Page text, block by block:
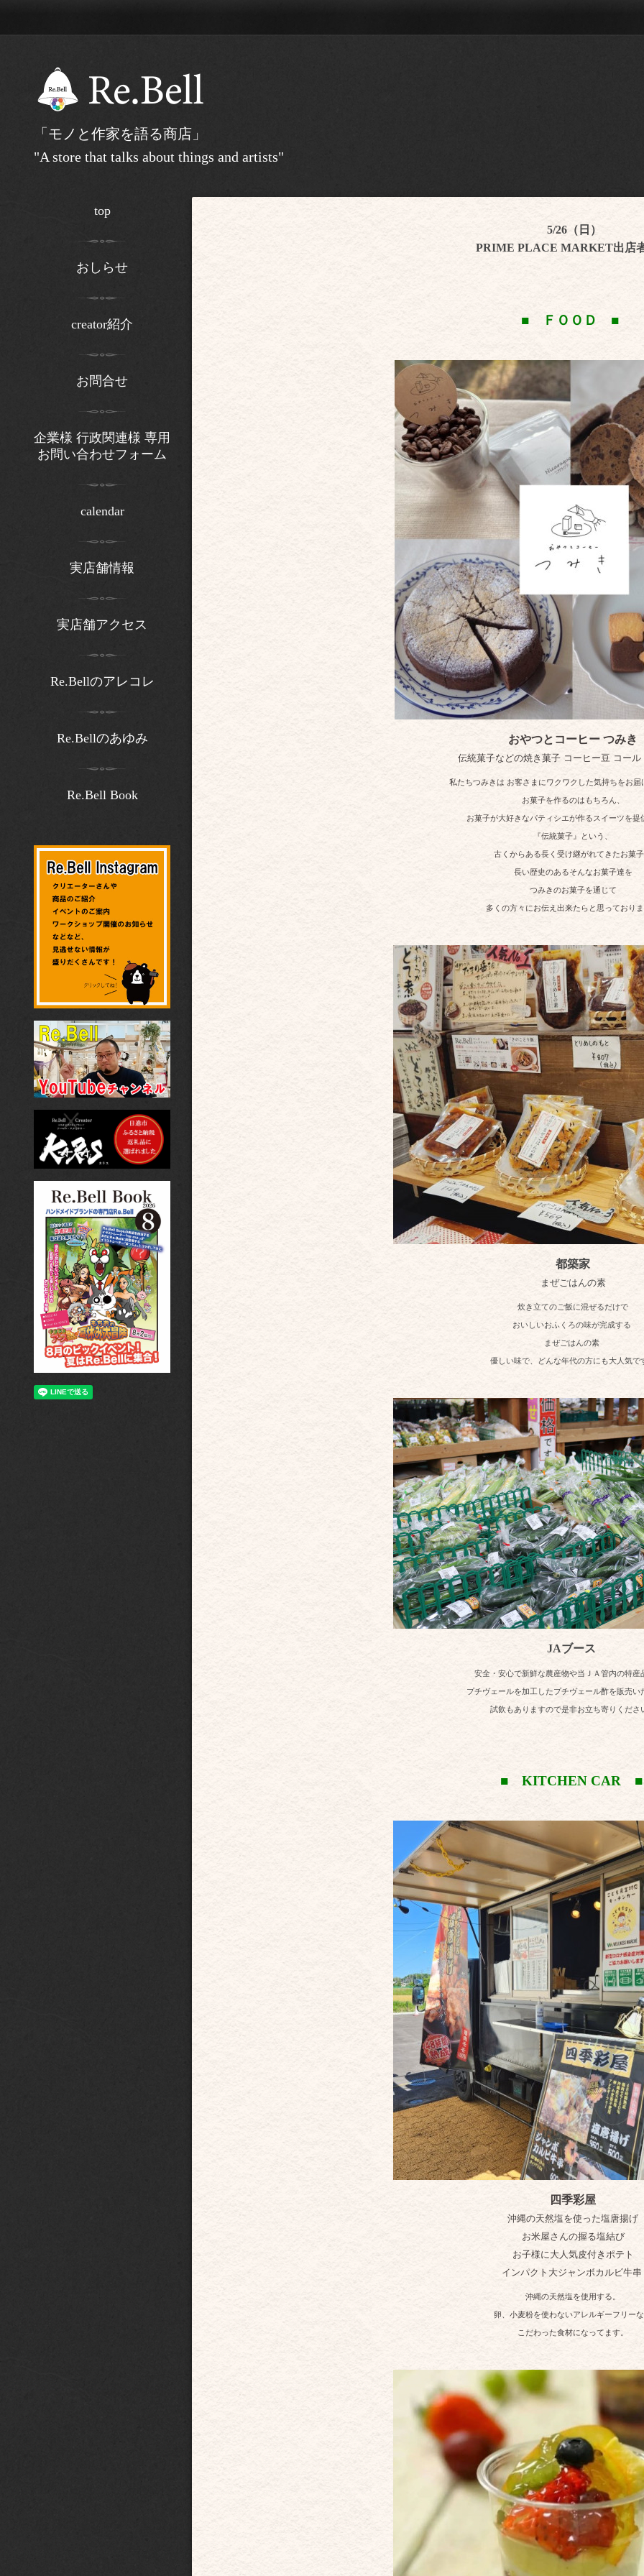
「モノと作家を語る商店」
"A store that talks about things and artists"
5/26（日）
PRIME PLACE MARKET出店
■ ＦＯＯＤ ■
おやつとコーヒー つみき
伝統菓子などの焼き菓子 コーヒー豆 コール
私たちつみきは お客さまにワクワクした気持ちをお届
お菓子を作るのはもちろん、
お菓子が大好きなパティシエが作るスイーツを提
『伝統菓子』という、
古くからある長く受け継がれてきたお菓
長い歴史のあるそんなお菓子達を
つみきのお菓子を通じて
多くの方々にお伝え出来たらと思っており
都築家
まぜごはんの素
炊き立てのご飯に混ぜるだけで
おいしいおふくろの味が完成する
まぜごはんの素
優しい味で、どんな年代の方にも大人気で
JAブース
安全・安心で新鮮な農産物や当ＪＡ管内の特産
プチヴェールを加工したプチヴェール酢を販売い
試飲 もありますので是非お立ち寄りくださ
■ KITCHEN CAR ■
四季彩屋
沖縄の天然塩を使った塩唐揚げ
お米屋さんの握る塩結び
お子様に大人気皮付きポテト
インパクト大ジャンボカルビ牛串
沖縄の天然塩を使用する。
卵、小麦粉を使わないアレルギーフリー
こだわった食材になってます。
top
おしらせ
creator紹介
お問合せ
企業様 行政関連様 専用
お問い合わせフォーム
calendar
実店舗情報
実店舗アクセス
Re.Bellのアレコレ
Re.Bellのあゆみ
Re.Bell Book